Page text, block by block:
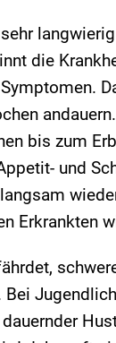
die
bis zum
und
Erkrankten